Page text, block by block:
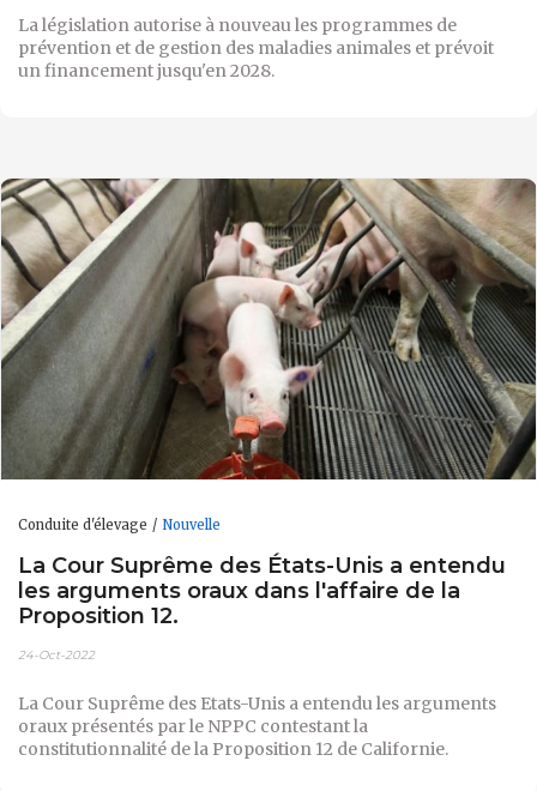
La législation autorise à nouveau les programmes de
prévention et de gestion des maladies animales et prévoit
un financement jusqu'en 2028.
Conduite d'élevage Nouvelle
La Cour Suprême des États-Unis a entendu
les arguments oraux dans l'affaire de la
Proposition 12.
24-Oct-2022
La Cour Suprême des Etats-Unis a entendu les arguments
oraux présentés par le NPPC contestant la
constitutionnalité de la Proposition 12 de Californie.